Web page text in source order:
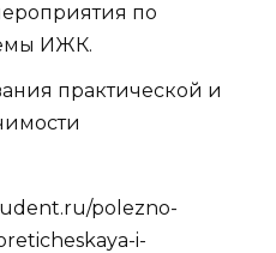
по
ИЖК.
практической и
polezno-
i-